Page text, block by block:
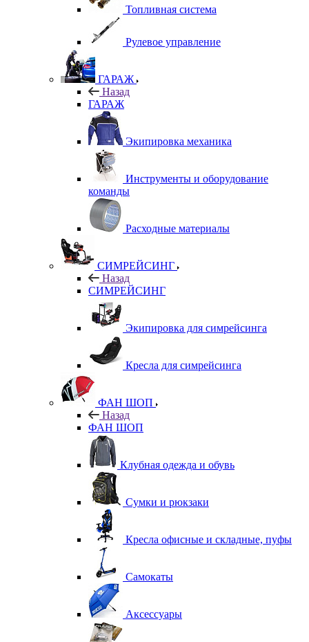
Топливная система
Рулевое управление
ГАРАЖ
Назад
ГАРАЖ
Экипировка механика
Инструменты и оборудование
команды
Расходные материалы
СИМРЕЙСИНГ
Назад
СИМРЕЙСИНГ
Экипировка для симрейсинга
Кресла для симрейсинга
ФАН ШОП
Назад
ФАН ШОП
Клубная одежда и обувь
Сумки и рюкзаки
Кресла офисные и складные, пуфы
Самокаты
Аксессуары